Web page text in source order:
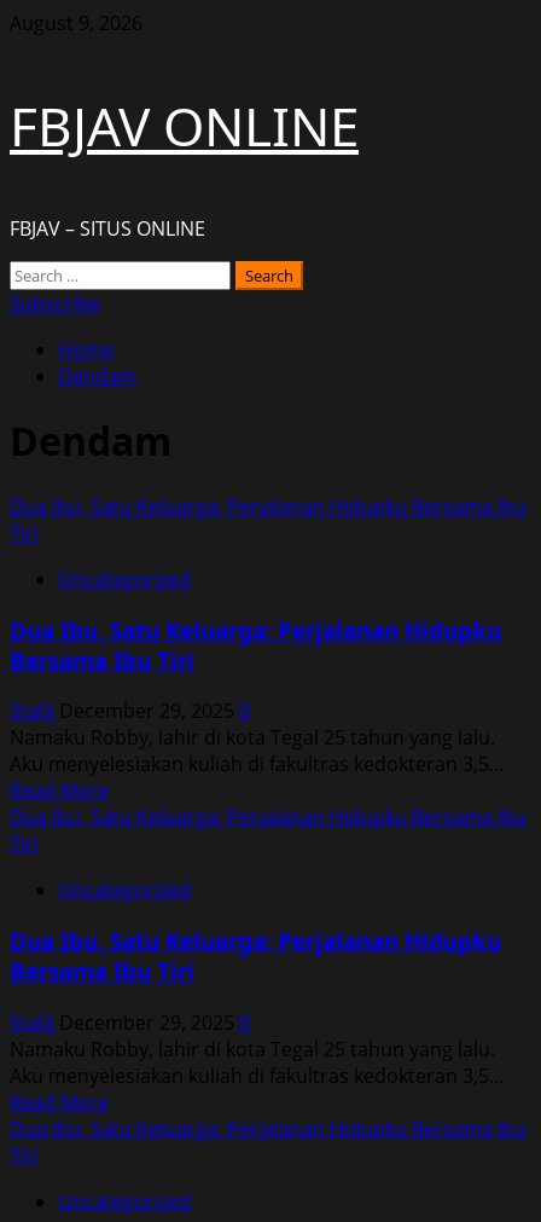
Skip
August 9, 2026
FBJAV ONLINE
FBJAV – SITUS ONLINE
Primary
Menu
Search
for:
Subscribe
Home
Dendam
Dendam
Dua Ibu, Satu Keluarga: Perjalanan Hidupku Bersama Ibu
Tiri
Uncategorized
Dua Ibu, Satu Keluarga: Perjalanan Hidupku
Bersama Ibu Tiri
5ta0j December 29, 2025 0
Namaku Robby, lahir di kota Tegal 25 tahun yang lalu.
Aku menyelesiakan kuliah di fakultras kedokteran 3,5...
Read MoreRead
more
Ibu,
Keluarga:
Perjalanan
Bersama
Ibu
Tiri
Dua Ibu, Satu Keluarga: Perjalanan Hidupku Bersama Ibu
Tiri
Uncategorized
Dua Ibu, Satu Keluarga: Perjalanan Hidupku
Bersama Ibu Tiri
5ta0j December 29, 2025 0
Namaku Robby, lahir di kota Tegal 25 tahun yang lalu.
Aku menyelesiakan kuliah di fakultras kedokteran 3,5...
Read MoreRead
more
Ibu,
Dua Ibu, Satu Keluarga: Perjalanan Hidupku Bersama Ibu
Tiri
Uncategorized